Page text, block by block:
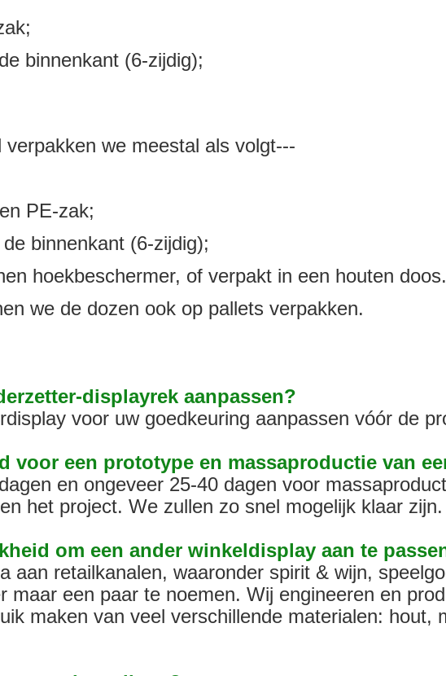
binnenkant (6-zijdig);
we meestal als volgt---
PE-zak;
binnenkant (6-zijdig);
hoekbeschermer, of verpakt in een houten doos.
we de dozen ook op pallets verpakken.
displayrek aanpassen?
voor uw goedkeuring aanpassen vóór de
voor een prototype en massaproductie van
en ongeveer 25-40 dagen voor
het project. We zullen zo snel mogelijk klaar zijn.
om een ​​ander winkeldisplay aan te
aan retailkanalen, waaronder spirit & wijn,
maar een paar te noemen. Wij engineeren en
maken van veel verschillende materialen: hout,